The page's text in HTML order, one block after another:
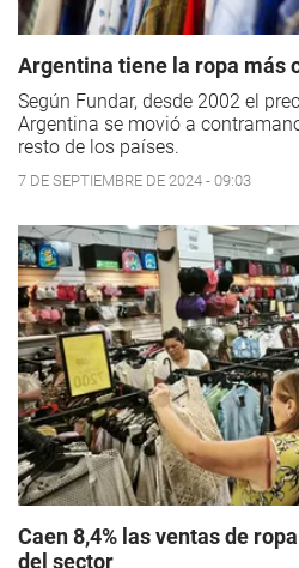
Argentina tiene la ropa más
Según Fundar, desde 2002 el
Argentina se movió a
resto de los países.
7 DE SEPTIEMBRE DE 2024 - 09:03
Caen 8,4% las ventas de
del sector